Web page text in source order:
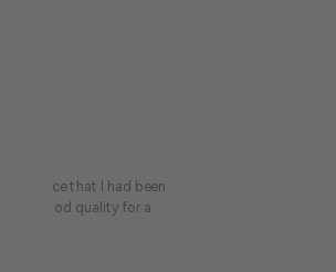
a piece that I had been
is good quality for a